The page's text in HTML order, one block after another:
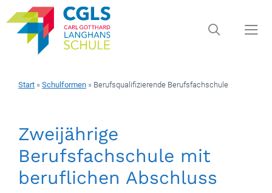
Inhalt
springen
Start » Schulformen » Berufsqualifizierende Berufsfachschule
Zweijährige
Berufsfachschule mit
beruflichen Abschluss